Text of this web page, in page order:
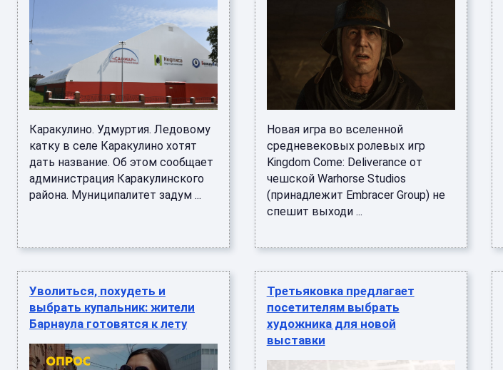
Каракулино. Удмуртия. Ледовому
катку в селе Каракулино хотят
дать название. Об этом сообщает
администрация Каракулинского
района. Муниципалитет задум ...
Новая игра во вселенной
средневековых ролевых игр
Kingdom Come: Deliverance от
чешской Warhorse Studios
(принадлежит Embracer Group) не
спешит выходи ...
Уволиться, похудеть и
выбрать купальник: жители
Барнаула готовятся к лету
Третьяковка предлагает
посетителям выбрать
художника для новой
выставки